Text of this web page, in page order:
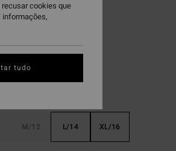
M/12 L/14 XL/16
cookies que
informações,
tudo